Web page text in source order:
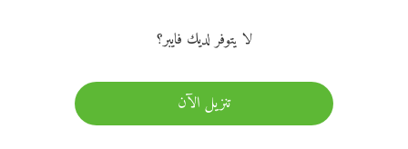
لا يتوفر لديك فايبر؟
تنزيل الآن